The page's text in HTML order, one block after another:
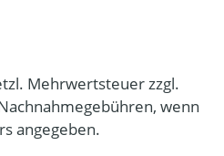
Mehrwertsteuer zzgl.
wenn
angegeben.